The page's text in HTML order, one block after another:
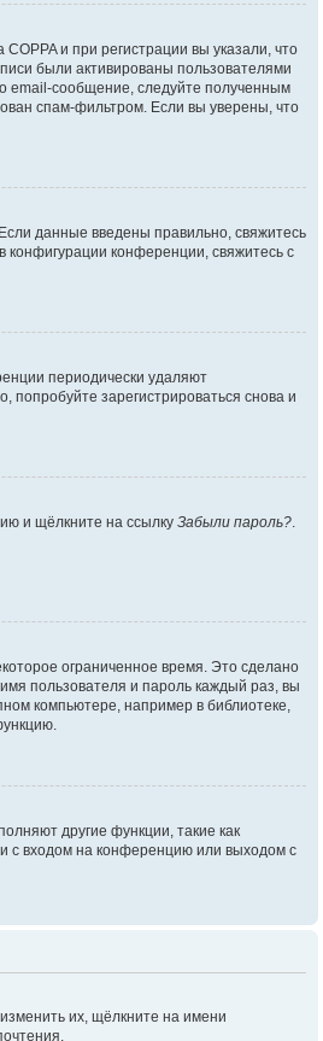
и при регистрации вы указали, что
были активированы пользователями
email-сообщение, следуйте полученным
спам-фильтром. Если вы уверены, что
данные введены правильно, свяжитесь
конференции, свяжитесь с
периодически удаляют
зарегистрироваться снова и
и щёлкните на ссылку Забыли пароль?.
ограниченное время. Это сделано
пользователя и пароль каждый раз, вы
компьютере, например в библиотеке,
другие функции, такие как
с входом на конференцию или выходом с
их, щёлкните на имени